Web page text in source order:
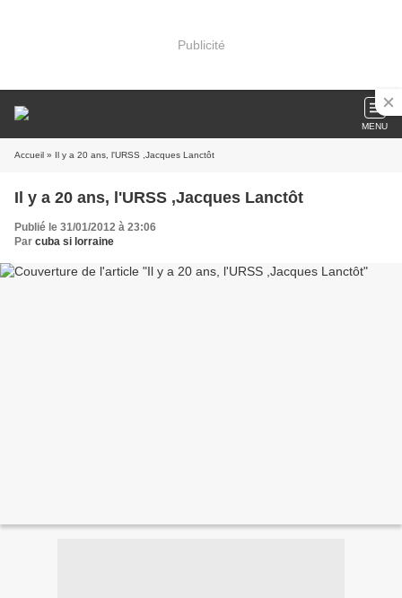
Publicité
MENU
Accueil » Il y a 20 ans, l'URSS ,Jacques Lanctôt
Il y a 20 ans, l'URSS ,Jacques Lanctôt
Publié le 31/01/2012 à 23:06
Par cuba si lorraine